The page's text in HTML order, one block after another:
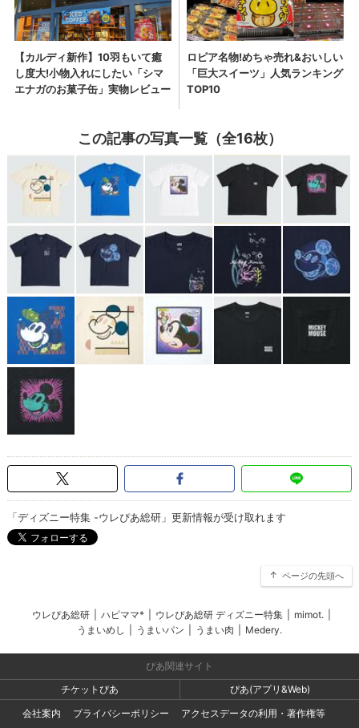
この記事の写真一覧（全16枚）
「ディズニー特集 -ウレぴあ総研」更新情報が受け取れます
ページの先頭へ
ウレぴあ総研 ハピママ* ウレぴあ総研 ディズニー特集 mimot.
うまいめし
うまいパン うまい肉 Medery.
ぴあ関連サイト
チケットぴあ
ぴあ(アプリ&Web)
会社案内
プライバシーポリシー
アクセスデータの利用・著作権等